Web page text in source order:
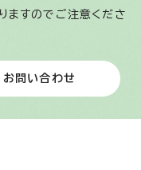
ますのでご注意くださ
お問い合わせ